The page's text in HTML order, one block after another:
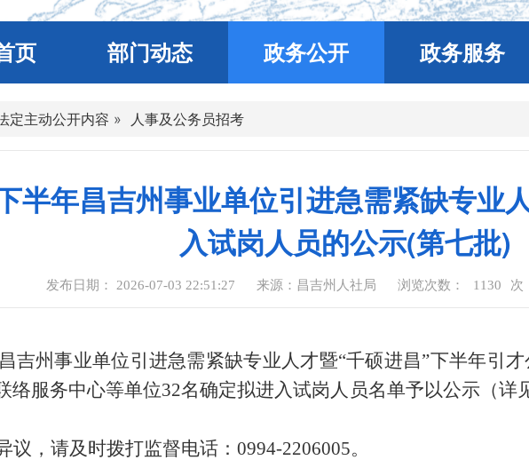
页 部门动态 政务公开 政务服务
定主动公开内容 » 人事及公务员招考
半年昌吉州事业单位引进急需紧缺专业
入试岗人员的公示(第七批)
发布日期： 2026-07-03 22:51:27 来源：昌吉州人社局 浏览次数： 1130 次
吉州事业单位引进急需紧缺专业人才暨“千硕进昌”下半年引
络服务中心等单位32名确定拟进入试岗人员名单予以公示（详
议，请及时拨打监督电话：0994-2206005。